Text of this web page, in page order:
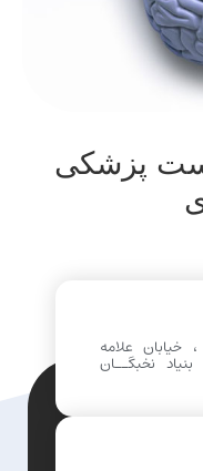
پزشکی
علامه
، کـــوچه 6 ، بنیاد نخبگــان